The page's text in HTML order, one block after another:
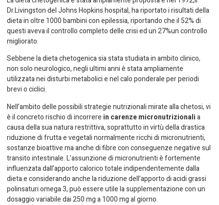
Dr.Livingston del Johns Hopkins hospital, ha riportato i risultati della
dieta in oltre 1000 bambini con epilessia, riportando che il 52% di
questi aveva il controllo completo delle crisi ed un 27%un controllo
migliorato.
Sebbene la dieta chetogenica sia stata studiata in ambito clinico,
non solo neurologico, negli ultimi anni è stata ampliamente
utilizzata nei disturbi metabolici e nel calo ponderale per periodi
brevi o ciclici.
Nell’ambito delle possibili strategie nutrizionali mirate alla chetosi, vi
è il concreto rischio di incorrere in carenze micronutrizionalia
causa della sua natura restrittiva, soprattutto in virtù della drastica
riduzione di frutta e vegetali normalmente ricchi di micronutrienti,
sostanze bioattive ma anche di fibre con conseguenze negative sul
transito intestinale. L’assunzione di micronutrienti è fortemente
influenzata dall’apporto calorico totale indipendentemente dalla
dieta e considerando anche la riduzione dell’apporto di acidi grassi
polinsaturi omega 3, può essere utile la supplementazione con un
dosaggio variabile dai 250 mg a 1000 mg al giorno.